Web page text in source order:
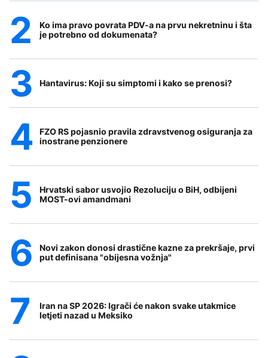
Ko ima pravo povrata PDV-a na prvu nekretninu i šta
je potrebno od dokumenata?
Hantavirus: Koji su simptomi i kako se prenosi?
FZO RS pojasnio pravila zdravstvenog osiguranja za
inostrane penzionere
Hrvatski sabor usvojio Rezoluciju o BiH, odbijeni
MOST-ovi amandmani
Novi zakon donosi drastične kazne za prekršaje, prvi
put definisana "obijesna vožnja"
Iran na SP 2026: Igrači će nakon svake utakmice
letjeti nazad u Meksiko